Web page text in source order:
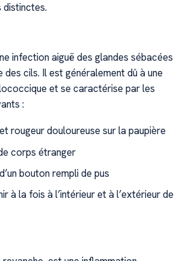
infection aiguë des glandes sébacées
des cils. Il est généralement dû à une
et se caractérise par les
:
rougeur douloureuse sur la paupière
corps étranger
bouton rempli de pus
à la fois à l’intérieur et à l’extérieur de